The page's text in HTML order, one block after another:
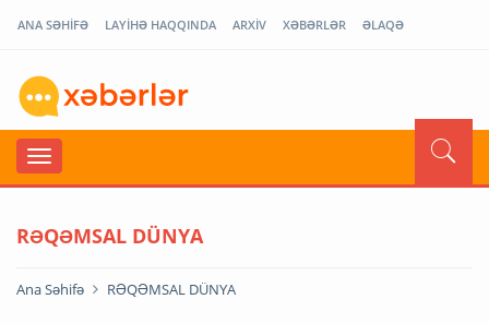
ANA SƏHİFƏ LAYİHƏ HAQQINDA ARXİV XƏBƏRLƏR ƏLAQƏ
RƏQƏMSAL DÜNYA
Ana Səhifə RƏQƏMSAL DÜNYA